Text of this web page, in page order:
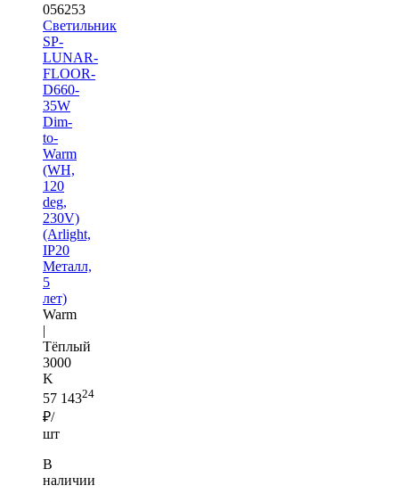
056253
Светильник
SP-
LUNAR-
FLOOR-
D660-
35W
Dim-
to-
Warm
(WH,
120
deg,
230V)
(Arlight,
IP20
Металл,
5
лет)
Warm
|
Тёплый
3000
K
57 14324
₽/
шт
В
наличии